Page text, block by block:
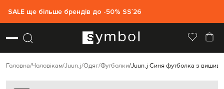
SALE ще більше брендів до -50% SS`26
Головна Чоловікам Juun.j Одяг Футболки Juun.j Синя футболка з